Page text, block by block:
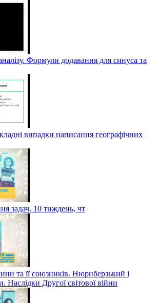
Формули додавання для синуса та
випадки написання географічних
задач. 10 тиждень, чт
та її союзників. Нюрнберзький і
Наслідки Другої світової війни